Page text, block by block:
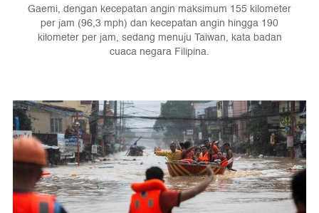
Gaemi, dengan kecepatan angin maksimum 155 kilometer
per jam (96,3 mph) dan kecepatan angin hingga 190
kilometer per jam, sedang menuju Taiwan, kata badan
cuaca negara Filipina.